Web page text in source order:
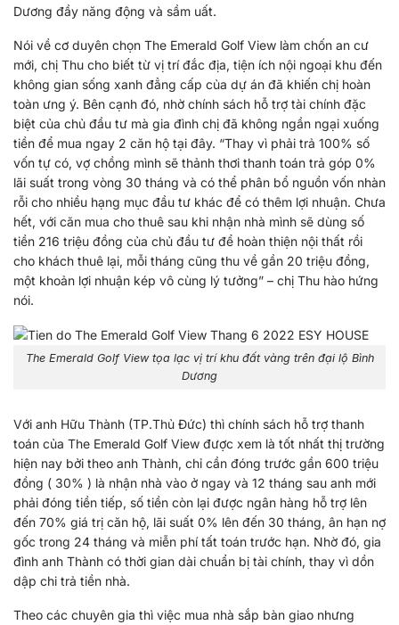
Dương đầy năng động và sầm uất.
Nói về cơ duyên chọn The Emerald Golf View làm chốn an cư
mới, chị Thu cho biết từ vị trí đắc địa, tiện ích nội ngoại khu đến
không gian sống xanh đẳng cấp của dự án đã khiến chị hoàn
toàn ưng ý. Bên cạnh đó, nhờ chính sách hỗ trợ tài chính đặc
biệt của chủ đầu tư mà gia đình chị đã không ngần ngại xuống
tiền để mua ngay 2 căn hộ tại đây. “Thay vì phải trả 100% số
vốn tự có, vợ chồng mình sẽ thảnh thơi thanh toán trả góp 0%
lãi suất trong vòng 30 tháng và có thể phân bổ nguồn vốn nhàn
rỗi cho nhiều hạng mục đầu tư khác để có thêm lợi nhuận. Chưa
hết, với căn mua cho thuê sau khi nhận nhà mình sẽ dùng số
tiền 216 triệu đồng của chủ đầu tư để hoàn thiện nội thất rồi
cho khách thuê lại, mỗi tháng cũng thu về gần 20 triệu đồng,
một khoản lợi nhuận kép vô cùng lý tưởng” – chị Thu hào hứng
nói.
The Emerald Golf View tọa lạc vị trí khu đất vàng trên đại lộ Bình
Dương
Với anh Hữu Thành (TP.Thủ Đức) thì chính sách hỗ trợ thanh
toán của The Emerald Golf View được xem là tốt nhất thị trường
hiện nay bởi theo anh Thành, chỉ cần đóng trước gần 600 triệu
đồng ( 30% ) là nhận nhà vào ở ngay và 12 tháng sau anh mới
phải đóng tiền tiếp, số tiền còn lại được ngân hàng hỗ trợ lên
đến 70% giá trị căn hộ, lãi suất 0% lên đến 30 tháng, ân hạn nợ
gốc trong 24 tháng và miễn phí tất toán trước hạn. Nhờ đó, gia
đình anh Thành có thời gian dài chuẩn bị tài chính, thay vì dồn
dập chi trả tiền nhà.
Theo các chuyên gia thì việc mua nhà sắp bàn giao nhưng